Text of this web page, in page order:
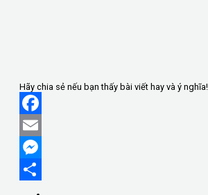
Hãy chia sẻ nếu bạn thấy bài viết hay và ý nghĩa!
Facebook
Email
Messenger